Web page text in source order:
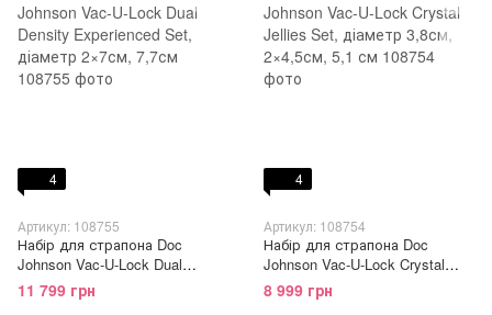
4
Артикул: 108755
Набір для страпона Doc
Johnson Vac-U-Lock Dual
Density Experienced Set,
діаметр 2×7см, 7,7см
11 799 грн
4
Артикул: 108754
Набір для страпона Doc
Johnson Vac-U-Lock Crystal
Jellies Set, діаметр 3,8см,
2×4,5см, 5,1 см
8 999 грн